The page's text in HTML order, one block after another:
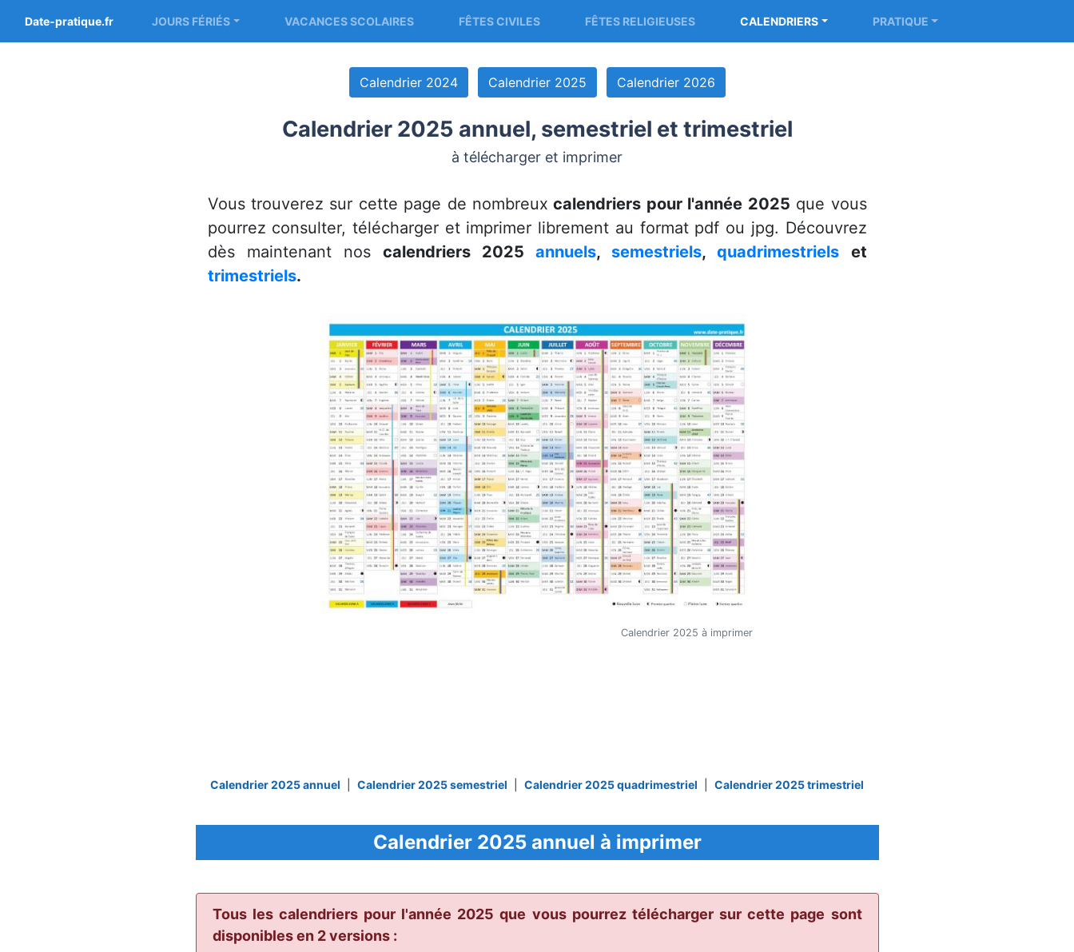
Date-pratique.fr JOURS FÉRIÉS VACANCES SCOLAIRES FÊTES CIVILES FÊTES RELIGIEUSES CALENDRIERS PRATIQUE
Calendrier 2024 Calendrier 2025 Calendrier 2026
Calendrier 2025 annuel, semestriel et trimestriel
à télécharger et imprimer
Vous trouverez sur cette page de nombreux calendriers pour l'année 2025 que vous
pourrez consulter, télécharger et imprimer librement au format pdf ou jpg. Découvrez
dès maintenant nos calendriers 2025annuels, semestriels,quadrimestriels et
trimestriels.
Calendrier 2025 à imprimer
Calendrier 2025 annuel Calendrier 2025 semestriel Calendrier 2025 quadrimestriel Calendrier 2025 trimestriel
Calendrier 2025 annuel à imprimer
Tous les calendriers pour l'année 2025 que vous pourrez télécharger sur cette page sont
disponibles en 2 versions :